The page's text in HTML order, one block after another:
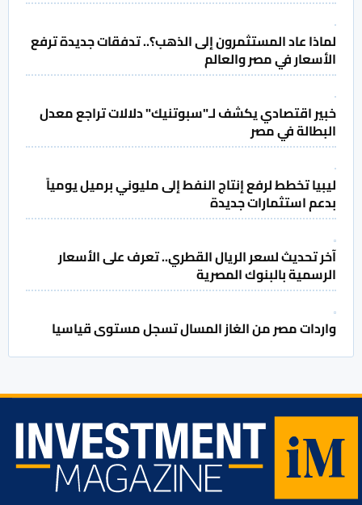
لماذا عاد المستثمرون إلى الذهب؟.. تدفقات جديدة ترفع
الأسعار في مصر والعالم
خبير اقتصادي يكشف لـ"سبوتنيك" دلالات تراجع معدل
البطالة في مصر
ليبيا تخطط لرفع إنتاج النفط إلى مليوني برميل يومياً
بدعم استثمارات جديدة
آخر تحديث لسعر الريال القطري.. تعرف على الأسعار
الرسمية بالبنوك المصرية
واردات مصر من الغاز المسال تسجل مستوى قياسيا